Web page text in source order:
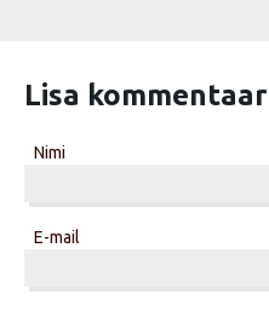
Lisa kommentaar
Nimi
E-mail